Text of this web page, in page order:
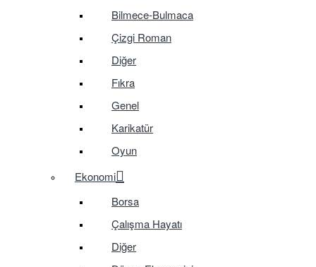
Bilmece-Bulmaca
Çizgi Roman
Diğer
Fıkra
Genel
Karikatür
Oyun
Ekonomi
Borsa
Çalışma Hayatı
Diğer